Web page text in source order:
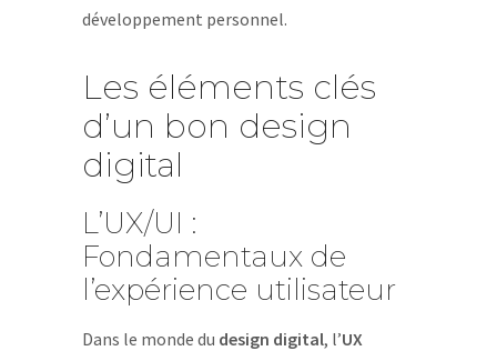
développement personnel.
Les éléments clés
d’un bon design
digital
L’UX/UI :
Fondamentaux de
l’expérience utilisateur
Dans le monde du design digital, l’UX